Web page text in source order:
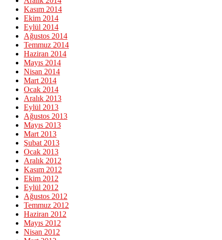
Kasım 2014
Ekim 2014
Eylül 2014
Ağustos 2014
Temmuz 2014
Haziran 2014
Mayıs 2014
Nisan 2014
Mart 2014
Ocak 2014
Aralık 2013
Eylül 2013
Ağustos 2013
Mayıs 2013
Mart 2013
Şubat 2013
Ocak 2013
Aralık 2012
Kasım 2012
Ekim 2012
Eylül 2012
Ağustos 2012
Temmuz 2012
Haziran 2012
Mayıs 2012
Nisan 2012